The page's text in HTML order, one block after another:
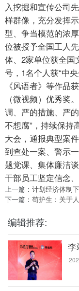
入挖掘和宣传公司
样群像，充分发挥
型、争当模范的浓
位被授予全国工人
体、2家单位获全国
号，1名个人获“中
《风语者》等作品
（微视频）优秀奖
调、严的措施、严
不想腐”，持续保持
大会，通报典型案
到查处一案、警示
题党课、集体廉洁
干部员工坚定信念
上一篇： 计划经济体制
下一篇： 苟护生：关于
编辑推荐:
李